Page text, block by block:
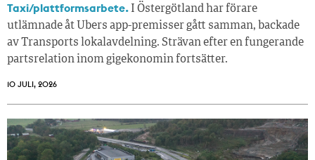
Taxi/plattformsarbete. I Östergötland har förare
utlämnade åt Ubers app-premisser gått samman, backade
av Transports lokalavdelning. Strävan efter en fungerande
partsrelation inom gigekonomin fortsätter.
10 JULI, 2026